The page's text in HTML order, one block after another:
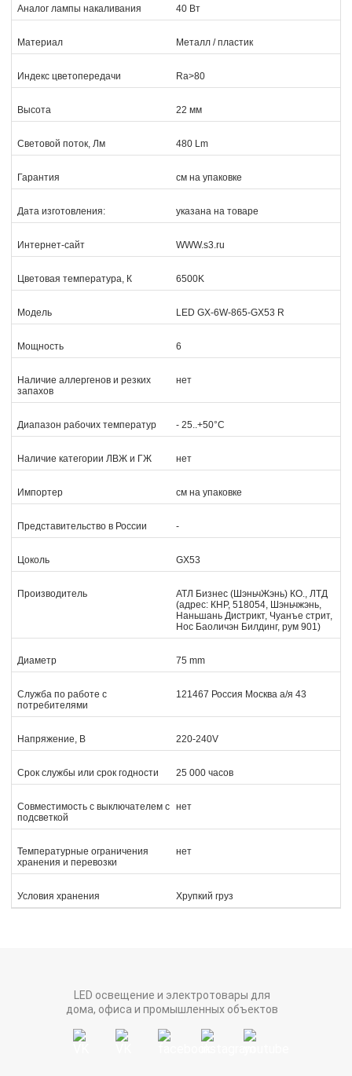
Аналог лампы накаливания 40 Вт
Материал Металл / пластик
Индекс цветопередачи Ra>80
Высота 22 мм
Световой поток, Лм 480 Lm
Гарантия см на упаковке
Дата изготовления: указана на товаре
Интернет-сайт WWW.s3.ru
Цветовая температура, К 6500K
Модель LED GX-6W-865-GX53 R
Мощность 6
Наличие аллергенов и резких
запахов
нет
Диапазон рабочих температур - 25..+50°C
Наличие категории ЛВЖ и ГЖ нет
Импортер см на упаковке
Представительство в России -
Цоколь GX53
Производитель
АТЛ Бизнес (ШэньчЖэнь) КО., ЛТД
(адрес: КНР, 518054, Шэньчжэнь,
Наньшань Дистрикт, Чуанъе стрит,
Нос Баоличэн Билдинг, рум 901)
Диаметр 75 mm
Служба по работе с
потребителями
121467 Россия Москва а/я 43
Напряжение, В 220-240V
Срок службы или срок годности 25 000 часов
Совместимость с выключателем с
подсветкой
нет
Температурные ограничения
хранения и перевозки
нет
Условия хранения Хрупкий груз
LED освещение и электротовары для
дома, офиса и промышленных объектов